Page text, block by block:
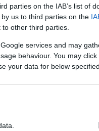
parties on the IAB’s list of
us to third parties on the
other third parties.
services and may
behaviour. You may
your data for below
και δυσθεώρητων
την ειρωνεία! Μέχρι
μέχρι την
της Λισαβώνας,
της με τους γείτονες.
δίχως φανφάρες και